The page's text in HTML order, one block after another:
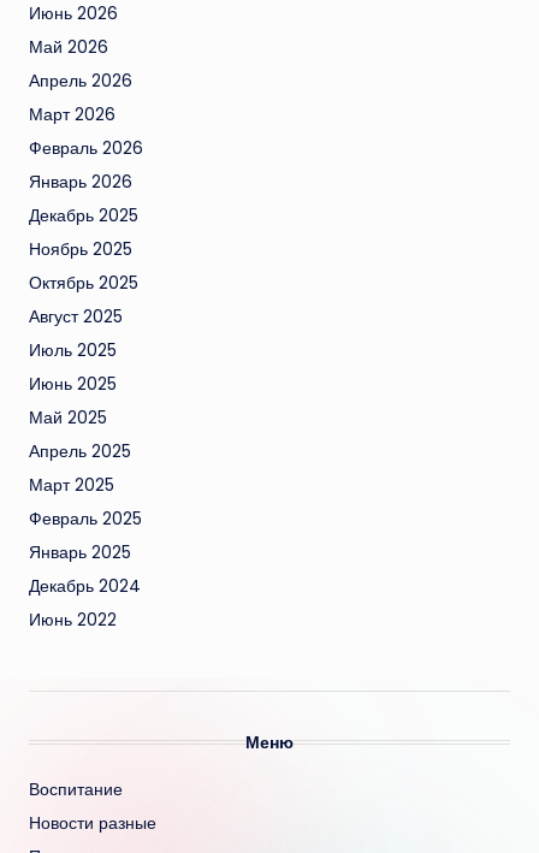
Июнь 2026
Май 2026
Апрель 2026
Март 2026
Февраль 2026
Январь 2026
Декабрь 2025
Ноябрь 2025
Октябрь 2025
Август 2025
Июль 2025
Июнь 2025
Май 2025
Апрель 2025
Март 2025
Февраль 2025
Январь 2025
Декабрь 2024
Июнь 2022
Меню
Воспитание
Новости разные